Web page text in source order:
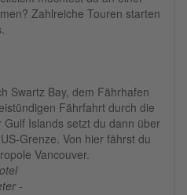
Zahlreiche Touren starten
Swartz Bay, dem Fährhafen
Fährfahrt durch die
Islands setzt du dann über
Grenze. Von hier fährst du
Vancouver.
-